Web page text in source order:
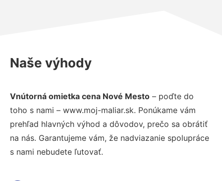
Naše výhody
Vnútorná omietka cena Nové Mesto – poďte do
toho s nami – www.moj-maliar.sk. Ponúkame vám
prehľad hlavných výhod a dôvodov, prečo sa obrátiť
na nás. Garantujeme vám, že nadviazanie spolupráce
s nami nebudete ľutovať.